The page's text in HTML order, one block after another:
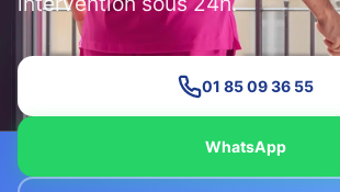
01 85 09 36 55
WhatsApp